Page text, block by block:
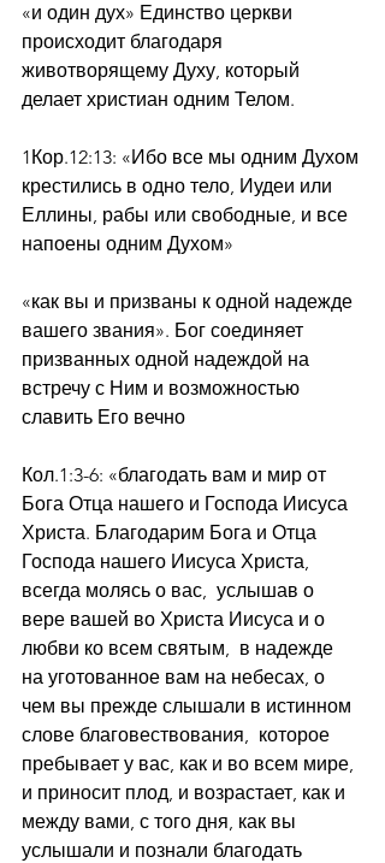
«и один дух» Единство церкви
происходит благодаря
животворящему Духу, который
делает христиан одним Телом.
1Кор.12:13: «Ибо все мы одним Духом
крестились в одно тело, Иудеи или
Еллины, рабы или свободные, и все
напоены одним Духом»
«как вы и призваны к одной надежде
вашего звания». Бог соединяет
призванных одной надеждой на
встречу с Ним и возможностью
славить Его вечно
Кол.1:3-6: «благодать вам и мир от
Бога Отца нашего и Господа Иисуса
Христа. Благодарим Бога и Отца
Господа нашего Иисуса Христа,
всегда молясь о вас,  услышав о
вере вашей во Христа Иисуса и о
любви ко всем святым,  в надежде
на уготованное вам на небесах, о
чем вы прежде слышали в истинном
слове благовествования,  которое
пребывает у вас, как и во всем мире,
и приносит плод, и возрастает, как и
между вами, с того дня, как вы
услышали и познали благодать